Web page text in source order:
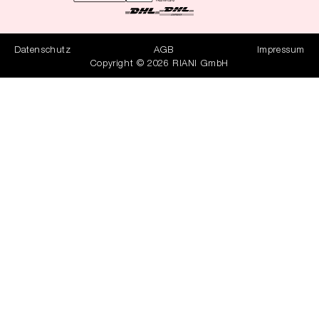
Datenschutz AGB
Impressum
Copyright © 2026 RIANI GmbH